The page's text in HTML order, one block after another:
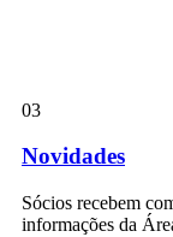
03
Novidades
Sócios recebem
informações da